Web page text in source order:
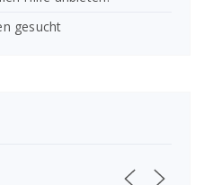
gesucht